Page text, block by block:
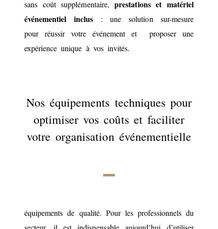
sans coût supplémentaire,prestations et matériel
événementiel inclus: une solution sur-mesure
pour réussir votre événement et proposer une
expérience unique à vos invités.
Nos équipements techniques pour
optimiser vos coûts et faciliter
votre organisation événementielle
équipements de qualité. Pour les professionnels du